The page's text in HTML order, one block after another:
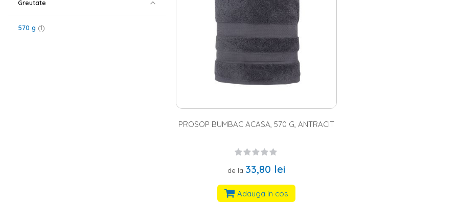
Prosoapele de la Homelux – ideale pentru baile moderne
Stiai ca un simplu prosop poate contribui enorm la imaginea baii tale? Da, pe langa
exemplu, daca ai optat pentruun mobilier baie
de energie in incapere. De asemenea, poti opta pentru varianta de a asorta
oferta Homelux si alege-ti modelele preferate in functie de culoare si dimensiuni.
PROSOP BUMBAC ACASA, 570 G, ANTRACIT
de la 33,80 lei
Adauga in cos
Greutate
570 g 1